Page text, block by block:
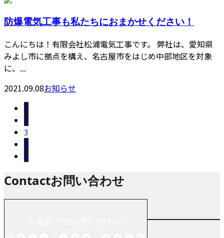
防爆電気工事も私たちにおまかせください！
こんにちは！有限会社松浦電気工事です。 弊社は、愛知県
みよし市に拠点を構え、名古屋市をはじめ中部地区を対象
に、...
2021.09.08お知らせ
1
2
3
4
5
Contactお問い合わせ